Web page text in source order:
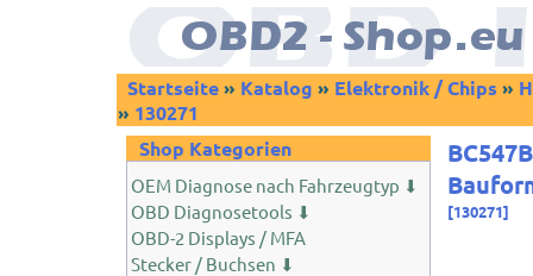
Startseite» Katalog » Elektronik / Chips »
» 130271
Shop Kategorien
OEM Diagnose nach Fahrzeugtyp ⬇
OBD Diagnosetools ⬇
OBD-2 Displays / MFA
Stecker / Buchsen ⬇
[130271]